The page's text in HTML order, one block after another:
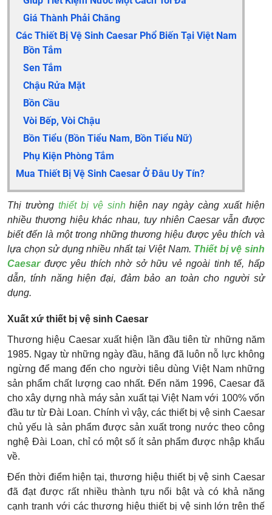
Giá Thành Phải Chăng
Các Thiết Bị Vệ Sinh Caesar Phổ Biến Tại Việt Nam
Bồn Tắm
Sen Tắm
Chậu Rửa Mặt
Bồn Cầu
Vòi Bếp, Vòi Chậu
Bồn Tiểu (bồn Tiểu Nam, Bồn Tiểu Nữ)
Phụ Kiện Phòng Tắm
Mua Thiết Bị Vệ Sinh Caesar Ở Đâu Uy Tín?
Thị trường thiết bị vệ sinhhiện nay ngày càng xuất hiện
nhiều thương hiệu khác nhau, tuy nhiên Caesar vẫn được
biết đến là một trong những thương hiệu được yêu thích và
lựa chọn sử dụng nhiều nhất tại Việt Nam. Thiết bị vệ sinh
Caesarđược yêu thích nhờ sở hữu vẻ ngoài tinh tế, hấp
dẫn, tính năng hiện đại, đảm bảo an toàn cho người sử
dụng.
Xuất xứ thiết bị vệ sinh Caesar
Thương hiệu Caesar xuất hiện lần đầu tiên từ những năm
1985. Ngay từ những ngày đầu, hãng đã luôn nỗ lực không
ngừng để mang đến cho người tiêu dùng Việt Nam những
sản phẩm chất lượng cao nhất. Đến năm 1996, Caesar đã
cho xây dựng nhà máy sản xuất tại Việt Nam với 100% vốn
đầu tư từ Đài Loan. Chính vì vậy, các thiết bị vệ sinh Caesar
chủ yếu là sản phẩm được sản xuất trong nước theo công
nghệ Đài Loan, chỉ có một số ít sản phẩm được nhập khẩu
về.
Đến thời điểm hiện tại, thương hiệu thiết bị vệ sinh Caesar
đã đạt được rất nhiều thành tựu nổi bật và có khả năng
cạnh tranh với các thương hiệu thiết bị vệ sinh lớn trên thế